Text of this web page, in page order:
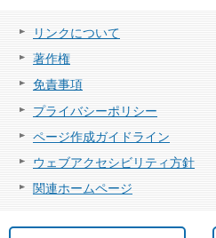
リンクについて
著作権
免責事項
プライバシーポリシー
ページ作成ガイドライン
ウェブアクセシビリティ方針
関連ホームページ